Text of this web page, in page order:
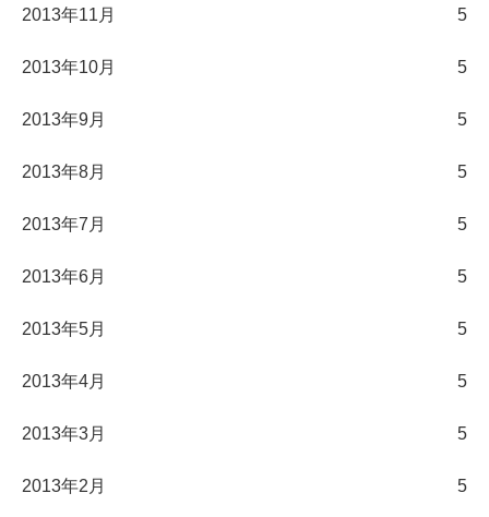
2013年11月 5
2013年10月 5
2013年9月 5
2013年8月 5
2013年7月 5
2013年6月 5
2013年5月 5
2013年4月 5
2013年3月 5
2013年2月 5